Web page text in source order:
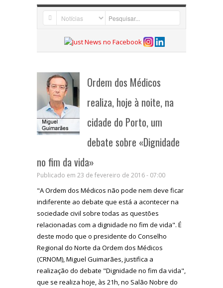
Ordem dos Médicos
realiza, hoje à noite, na
cidade do Porto, um
debate sobre «Dignidade
no fim da vida»
Publicado em 23 de fevereiro de 2016 - 07:00
"A Ordem dos Médicos não pode nem deve ficar
indiferente ao debate que está a acontecer na
sociedade civil sobre todas as questões
relacionadas com a dignidade no fim de vida". É
deste modo que o presidente do Conselho
Regional do Norte da Ordem dos Médicos
(CRNOM), Miguel Guimarães, justifica a
realização do debate "Dignidade no fim da vida",
que se realiza hoje, às 21h, no Salão Nobre do